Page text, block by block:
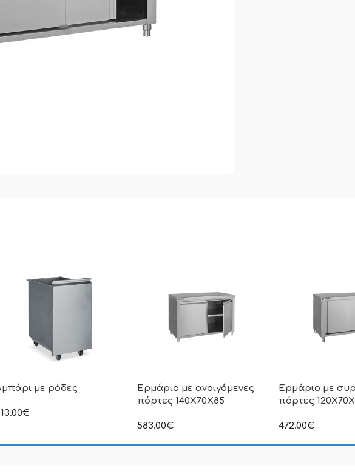
με ρόδες
€
Ερμάριο με ανοιγόμενες
πόρτες 140X70X85
583.00€
συμπεριλαμβάνεται Φ.Π.Α
Ερμάριο με
πόρτες
472.00€